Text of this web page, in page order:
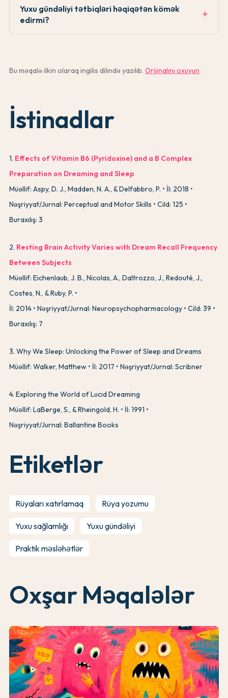
Yuxu gündəliyi tətbiqləri həqiqətən kömək
edirmi?
Bu məqalə ilkin olaraq ingilis dilində yazılıb. Orijinalını oxuyun
İstinadlar
1. Effects of Vitamin B6 (Pyridoxine) and a B Complex
Preparation on Dreaming and Sleep
Müəllif: Aspy, D. J., Madden, N. A., & Delfabbro, P.
İl: 2018
Nəşriyyat/Jurnal: Perceptual and Motor Skills
Cild: 125
Buraxılış: 3
2. Resting Brain Activity Varies with Dream Recall Frequency
Between Subjects
Müəllif: Eichenlaub, J. B., Nicolas, A., Daltrozzo, J., Redouté, J.,
Costes, N., & Ruby, P.
İl: 2014
Nəşriyyat/Jurnal: Neuropsychopharmacology
Cild: 39
Buraxılış: 7
3. Why We Sleep: Unlocking the Power of Sleep and Dreams
Müəllif: Walker, Matthew
İl: 2017 Nəşriyyat/Jurnal: Scribner
4. Exploring the World of Lucid Dreaming
Müəllif: LaBerge, S., & Rheingold, H.
İl: 1991
Nəşriyyat/Jurnal: Ballantine Books
Etiketlər
Rüyaları xatırlamaq Rüya yozumu
Yuxu sağlamlığı Yuxu gündəliyi
Praktik məsləhətlər
Oxşar Məqalələr